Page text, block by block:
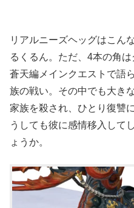
リアルニーズヘッグはこん
るくるん。ただ、4本の角は
蒼天編メインクエストで語
族の戦い。その中でも大き
家族を殺され、ひとり復讐
うしても彼に感情移入して
ょうか。